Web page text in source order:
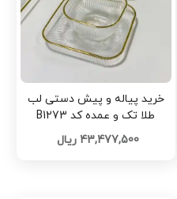
خرید پیاله و پیش دستی لب
طلا تک و عمده کد B1273
43,477,500 ریال